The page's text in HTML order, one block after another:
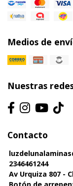
Medios de
Nuestras
Contacto
2346461244
Av Urquiza 807 -